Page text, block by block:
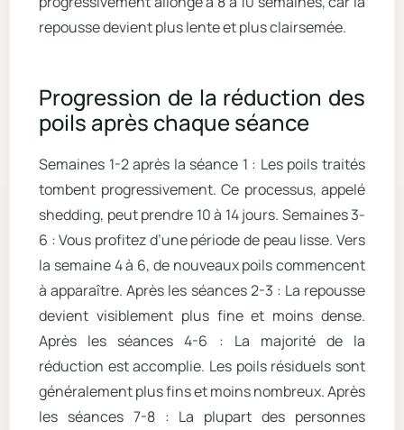
repousse devient plus lente et plus clairsemée.
Progression de la réduction des
poils après chaque séance
Semaines 1-2 après la séance 1 : Les poils traités
tombent progressivement. Ce processus, appelé
shedding, peut prendre 10 à 14 jours. Semaines 3-
6 : Vous profitez d’une période de peau lisse. Vers
la semaine 4 à 6, de nouveaux poils commencent
à apparaître. Après les séances 2-3 : La repousse
devient visiblement plus fine et moins dense.
Après les séances 4-6 : La majorité de la
réduction est accomplie. Les poils résiduels sont
généralement plus fins et moins nombreux. Après
les séances 7-8 : La plupart des personnes